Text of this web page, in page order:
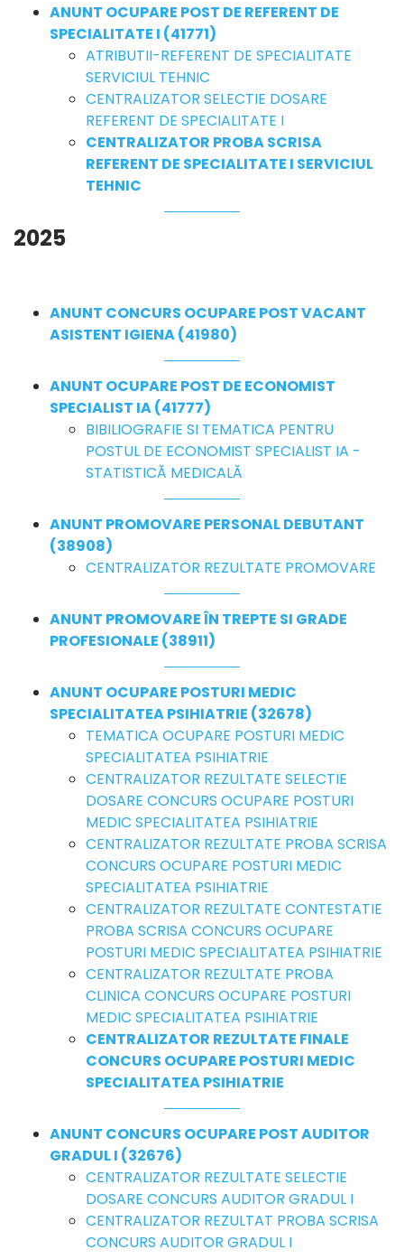
ANUNT OCUPARE POST DE REFERENT DE
SPECIALITATE I (41771)
ATRIBUTII-REFERENT DE SPECIALITATE
SERVICIUL TEHNIC
CENTRALIZATOR SELECTIE DOSARE
REFERENT DE SPECIALITATE I
CENTRALIZATOR PROBA SCRISA
REFERENT DE SPECIALITATE I SERVICIUL
TEHNIC
2025
ANUNT CONCURS OCUPARE POST VACANT
ASISTENT IGIENA (41980)
ANUNT OCUPARE POST DE ECONOMIST
SPECIALIST IA (41777)
BIBILIOGRAFIE SI TEMATICA PENTRU
POSTUL DE ECONOMIST SPECIALIST IA -
STATISTICĂ MEDICALĂ
ANUNT PROMOVARE PERSONAL DEBUTANT
(38908)
CENTRALIZATOR REZULTATE PROMOVARE
ANUNT PROMOVARE ÎN TREPTE SI GRADE
PROFESIONALE (38911)
ANUNT OCUPARE POSTURI MEDIC
SPECIALITATEA PSIHIATRIE (32678)
TEMATICA OCUPARE POSTURI MEDIC
SPECIALITATEA PSIHIATRIE
CENTRALIZATOR REZULTATE SELECTIE
DOSARE CONCURS OCUPARE POSTURI
MEDIC SPECIALITATEA PSIHIATRIE
CENTRALIZATOR REZULTATE PROBA SCRISA
CONCURS OCUPARE POSTURI MEDIC
SPECIALITATEA PSIHIATRIE
CENTRALIZATOR REZULTATE CONTESTATIE
PROBA SCRISA CONCURS OCUPARE
POSTURI MEDIC SPECIALITATEA PSIHIATRIE
CENTRALIZATOR REZULTATE PROBA
CLINICA CONCURS OCUPARE POSTURI
MEDIC SPECIALITATEA PSIHIATRIE
CENTRALIZATOR REZULTATE FINALE
CONCURS OCUPARE POSTURI MEDIC
SPECIALITATEA PSIHIATRIE
ANUNT CONCURS OCUPARE POST AUDITOR
GRADUL I (32676)
CENTRALIZATOR REZULTATE SELECTIE
DOSARE CONCURS AUDITOR GRADUL I
CENTRALIZATOR REZULTAT PROBA SCRISA
CONCURS AUDITOR GRADUL I